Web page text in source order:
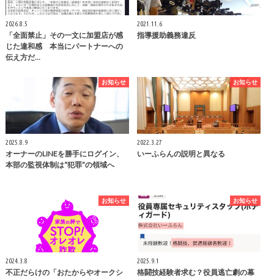
2026.8.5
「全面禁止」その一文に加盟店が感
じた違和感 本当にパートナーへの
伝え方だ…
2021.11.6
指導援助義務違反
お知らせ
2025.8.9
オーナーのLINEを勝手にログイン、
本部の監視体制は“犯罪”の領域へ
お知らせ
2022.3.27
いーふらんの説明と異なる
お知らせ
2024.3.8
不正だらけの「おたからやオークシ
お知らせ
2025.9.1
格闘技経験者求む？役員逃亡劇の幕